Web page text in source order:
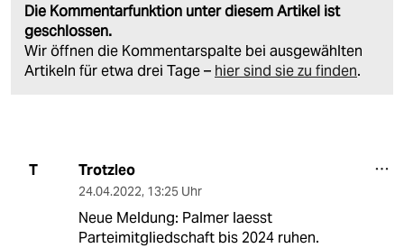
Die Kommentarfunktion unter diesem Artikel ist
geschlossen.
Wir öffnen die Kommentarspalte bei ausgewählten
Artikeln für etwa drei Tage – hier sind sie zu finden.
T Trotzleo
24.04.2022, 13:25 Uhr
Neue Meldung: Palmer laesst
Parteimitgliedschaft bis 2024 ruhen.